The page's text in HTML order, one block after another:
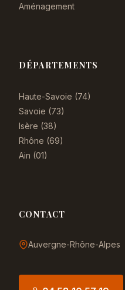
Aménagement
DÉPARTEMENTS
Haute-Savoie (74)
Savoie (73)
Isère (38)
Rhône (69)
Ain (01)
CONTACT
Auvergne-Rhône-Alpes